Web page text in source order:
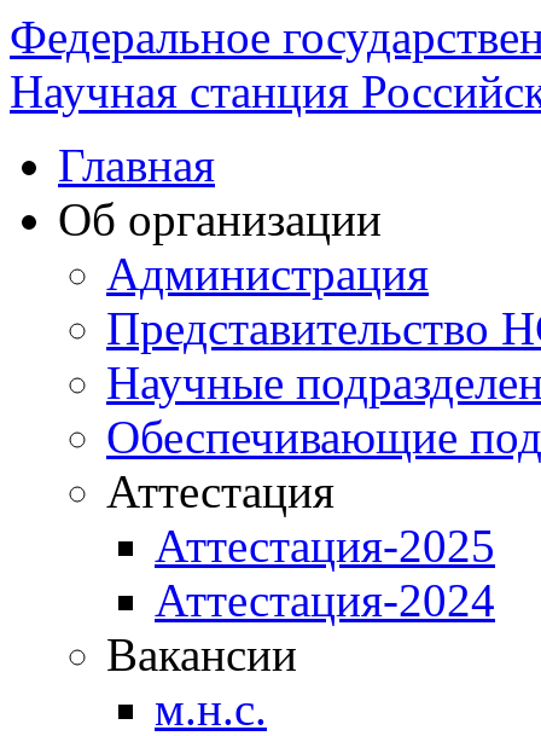
Федеральное
Научная станция
Главная
Об организации
Администрация
Научные
Обеспечивающие
Аттестация
Аттестация-2025
Аттестация-2024
Вакансии
м.н.с.